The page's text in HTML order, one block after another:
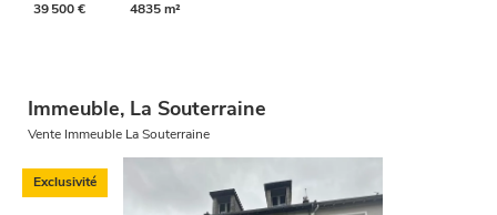
39 500 € 4835 m²
Immeuble, La Souterraine
Vente Immeuble La Souterraine
Exclusivité